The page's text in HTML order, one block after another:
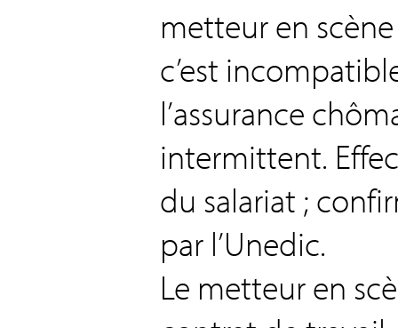
metteur en
c’est
l’assurance
intermittent.
du salariat ;
par l’Unedic.
Le metteur en